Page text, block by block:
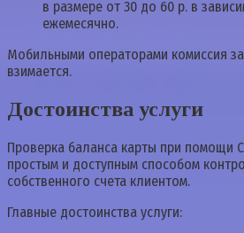
в размере от 30 до 60 р. в
ежемесячно.
Мобильными операторами комиссия
взимается.
Достоинства услуги
Проверка баланса карты при помощи
простым и доступным способом
собственного счета клиентом.
Главные достоинства услуги: